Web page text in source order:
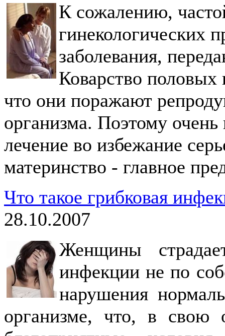
К сожалению,
гинекологических
заболевания,
Коварство половых
что они поражают
организма. Поэтому
лечение во избежание
материнство - главное
Что такое грибковая
28.10.2007
Женщины
инфекции не по
нарушения
организме, что, в свою